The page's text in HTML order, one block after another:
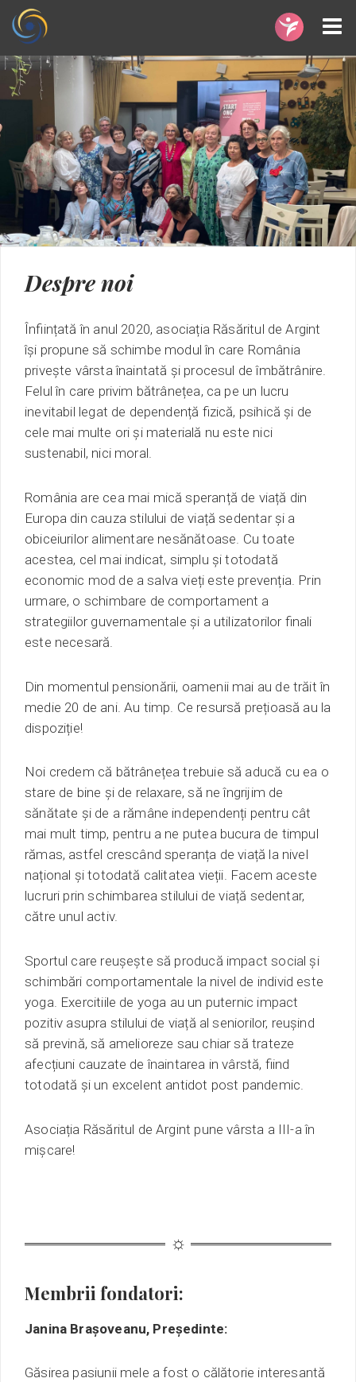
Despre noi
Înființată în anul 2020, asociația Răsăritul de Argint
își propune să schimbe modul în care România
privește vârsta înaintată și procesul de îmbătrânire.
Felul în care privim bătrânețea, ca pe un lucru
inevitabil legat de dependență fizică, psihică și de
cele mai multe ori și materială nu este nici
sustenabil, nici moral.
România are cea mai mică speranță de viață din
Europa din cauza stilului de viață sedentar și a
obiceiurilor alimentare nesănătoase . Cu toate
acestea, cel mai indicat, simplu șitotodată
economic mod de a salva vieți este prevenția . Prin
urmare, o schimbare de comportament a
strategiilor guvernamentale și a utilizatorilor finali
este necesară.
Din momentul pensionării, oamenii mai au de trăit în
medie 20 de ani. Au timp. Ce resursă prețioasă au la
dispoziție!
Noi credem că bătrânețea trebuie să aducă cu ea o
stare de bine și de relaxare, să ne îngrijim de
sănătate și de a rămâne independenți pentru cât
mai mult timp, pentru a ne putea bucura de timpul
rămas, astfel crescând speranța de viață la nivel
național și totodată calitatea vieții. Facem aceste
lucruri prin schimbarea stilului de viață sedentar,
către unul activ.
Sportul care reușește să producă impact social și
schimbări comportamentale la nivel de individ este
yoga. Exercitiile de yoga au un puternic impact
pozitiv asupra stilului de viață al seniorilor, reușind
să prevină, să amelioreze sau chiar să trateze
afecțiuni cauzate de înaintarea in vârstă, fiind
totodată și un excelent antidot post pandemic.
Asociația Răsăritul de Argint pune vârsta a III-a în
mișcare!
Membrii fondatori:
Janina Brașoveanu, Președinte:
Găsirea pasiunii mele a fost o călătorie interesantă